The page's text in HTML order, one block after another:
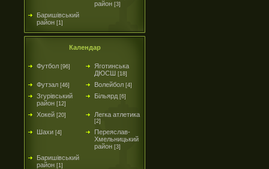
район [3]
Баришівський
район [1]
Календар
Футбол [96]
Яготинська
ДЮСШ [18]
Футзал [46] Волейбол [4]
Згурівський
район [12]
Більярд [6]
Хокей [20] Легка атлетика
[2]
Шахи [4]
Переяслав-
Хмельницький
район [3]
Баришівський
район [1]